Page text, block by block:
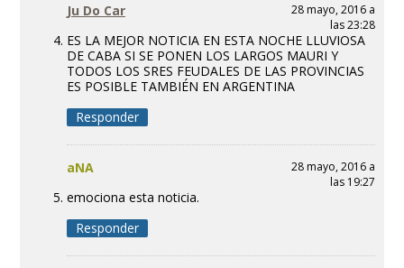
Ju Do Car
28 mayo, 2016 a
las 23:28
ES LA MEJOR NOTICIA EN ESTA NOCHE LLUVIOSA
DE CABA SI SE PONEN LOS LARGOS MAURI Y
TODOS LOS SRES FEUDALES DE LAS PROVINCIAS
ES POSIBLE TAMBIÉN EN ARGENTINA
Responder
aNA
28 mayo, 2016 a
las 19:27
emociona esta noticia.
Responder